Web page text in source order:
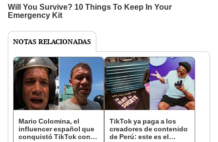
NOTAS RELACIONADAS
Mario Colomina, el
influencer español que
conquistó TikTok con
TikTok ya paga a los
creadores de contenido
de Perú: este es el